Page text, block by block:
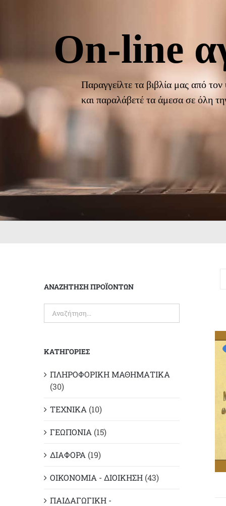
On-line
Παραγγείλτε τα βιβλία μας από
και παραλάβετέ τα άμεσα σε όλη
ΑΝΑΖΗΤΗΣΗ ΠΡΟΪΟΝΤΩΝ
ΚΑΤΗΓΟΡΙΕΣ
ΠΛΗΡΟΦΟΡΙΚΗ ΜΑΘΗΜΑΤΙΚΑ
(30)
ΤΕΧΝΙΚΑ (10)
ΓΕΩΠΟΝΙΑ (15)
ΔΙΑΦΟΡΑ (19)
ΟΙΚΟΝΟΜΙΑ - ΔΙΟΙΚΗΣΗ (43)
ΠΑΙΔΑΓΩΓΙΚΗ -